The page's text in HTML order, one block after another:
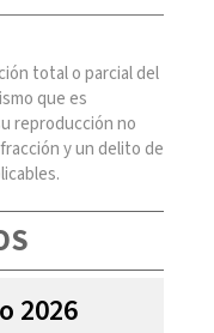
total o parcial del
que es
reproducción no
y un delito de
2026